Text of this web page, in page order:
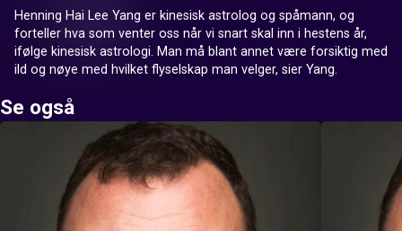
Henning Hai Lee Yang er kinesisk astrolog og spåmann, og
forteller hva som venter oss når vi snart skal inn i hestens år,
ifølge kinesisk astrologi. Man må blant annet være forsiktig med
ild og nøye med hvilket flyselskap man velger, sier Yang.
Se også